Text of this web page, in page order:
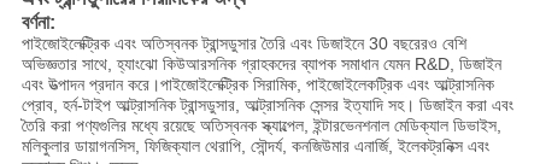
বর্ণনা:
পাইজোইলেক্ট্রিক এবং অতিস্বনক ট্রান্সডুসার তৈরি এবং ডিজাইনে 30 বছরেরও বেশি
অভিজ্ঞতার সাথে, হ্যাংঝো কিউআরসনিক গ্রাহকদের ব্যাপক সমাধান যেমন R&D, ডিজাইন
এবং উত্পাদন প্রদান করে।পাইজোইলেক্ট্রিক সিরামিক, পাইজোইলেকট্রিক এবং আল্ট্রাসনিক
প্রোব, হর্ন-টাইপ আল্ট্রাসনিক ট্রান্সডুসার, আল্ট্রাসনিক সেন্সর ইত্যাদি সহ। ডিজাইন করা এবং
তৈরি করা পণ্যগুলির মধ্যে রয়েছে অতিস্বনক স্ক্যাল্পেল, ইন্টারভেনশনাল মেডিক্যাল ডিভাইস,
মলিকুলার ডায়াগনসিস, ফিজিক্যাল থেরাপি, সৌন্দর্য, কনজিউমার এনার্জি, ইলেকট্রনিক্স এবং